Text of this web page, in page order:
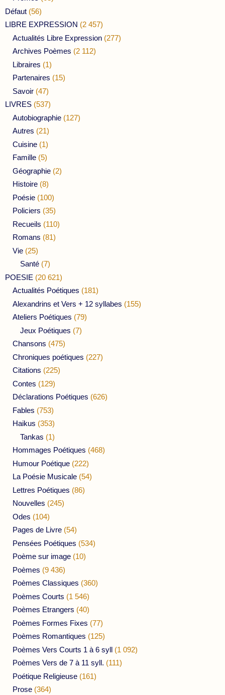
Défaut (56)
LIBRE EXPRESSION (2 457)
Actualités Libre Expression (277)
Archives Poèmes (2 112)
Libraires (1)
Partenaires (15)
Savoir (47)
LIVRES (537)
Autobiographie (127)
Autres (21)
Cuisine (1)
Famille (5)
Géographie (2)
Histoire (8)
Poésie (100)
Policiers (35)
Recueils (110)
Romans (81)
Vie (25)
Santé (7)
POESIE (20 621)
Actualités Poétiques (181)
Alexandrins et Vers + 12 syllabes (155)
Ateliers Poétiques (79)
Jeux Poétiques (7)
Chansons (475)
Chroniques poétiques (227)
Citations (225)
Contes (129)
Déclarations Poétiques (626)
Fables (753)
Haikus (353)
Tankas (1)
Hommages Poétiques (468)
Humour Poétique (222)
La Poésie Musicale (54)
Lettres Poétiques (86)
Nouvelles (245)
Odes (104)
Pages de Livre (54)
Pensées Poétiques (534)
Poème sur image (10)
Poèmes (9 436)
Poèmes Classiques (360)
Poèmes Courts (1 546)
Poèmes Etrangers (40)
Poèmes Formes Fixes (77)
Poèmes Romantiques (125)
Poèmes Vers Courts 1 à 6 syll (1 092)
Poèmes Vers de 7 à 11 syll. (111)
Poétique Religieuse (161)
Prose (364)